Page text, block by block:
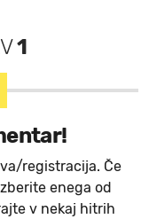
1
registracija. Če
enega od
v nekaj hitrih